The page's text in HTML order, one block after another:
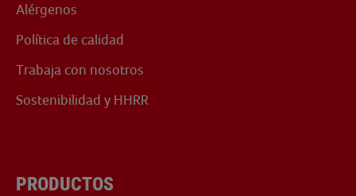
Alérgenos
Política de calidad
Trabaja con nosotros
Sostenibilidad y HHRR
PRODUCTOS